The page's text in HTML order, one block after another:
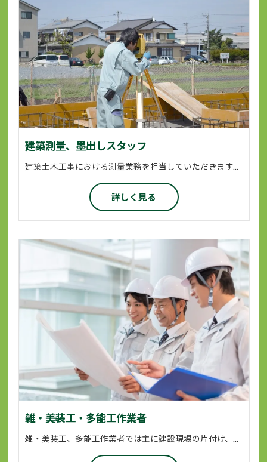
建築測量、墨出しスタッフ
建築土木工事における測量業務を担当していただきます。 基本的に二人一組で動いていただいて建物を作る前に敷地や高さなどを測量器を使って測ります。 測量は建築工事や土木工事の基礎になる仕事ですから間違いは許されません。 正確かつ迅速に業務に従事していただきます。 業務に必要な資格につきましては会社が全面的にサポートいたします。
詳しく見る
雑・美装工・多能工作業者
雑・美装工、多能工作業者では主に建設現場の片付け、清掃などの環境整備や窓枠の養生、クリーニングなどを担当していただきます。 また、各資格を用いて、あらゆる場面でオールマイティーな活躍をします。 業務に必要な資格につきましては会社が全面的にサポートいたします。